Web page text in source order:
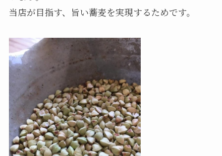
当店が目指す、旨い蕎麦を実現するためです。